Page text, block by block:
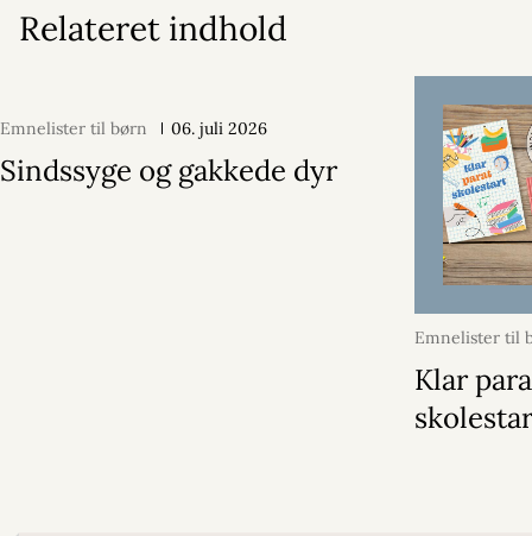
Relateret indhold
Emnelister til børn 06. juli 2026
Sindssyge og gakkede dyr
Emnelister til
2026
Klar